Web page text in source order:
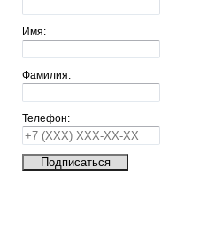
Имя:
Фамилия:
Телефон: